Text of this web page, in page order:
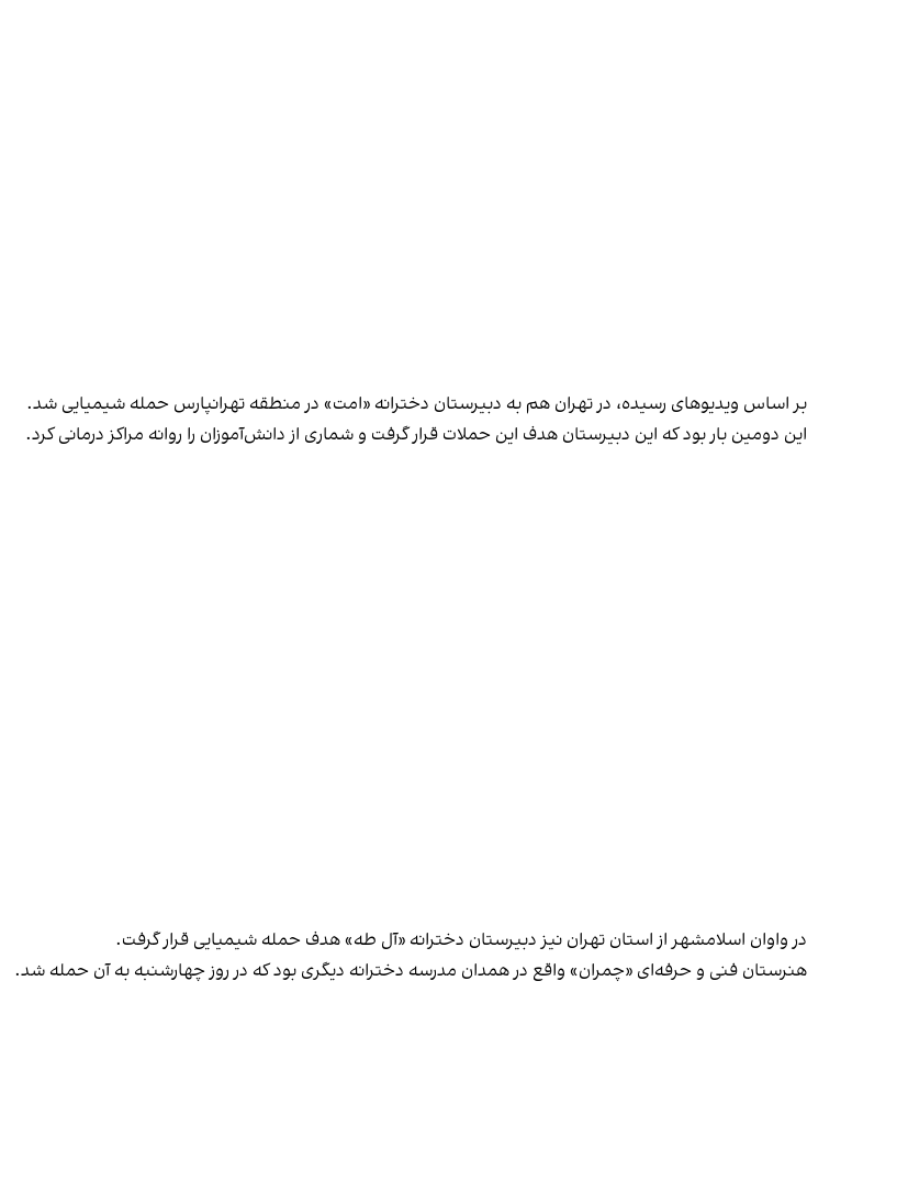
بر اساس ویدیوهای رسیده، در تهران هم به دبیرستان دخترانه «امت» در منطقه تهرانپارس حمله شیمیایی شد.
این دومین بار بود که این دبیرستان هدف این حملات قرار گرفت و شماری از دانش‌آموزان را روانه مراکز درمانی کرد.
در واوان اسلامشهر از استان تهران نیز دبیرستان دخترانه «آل طه» هدف حمله شیمیایی قرار گرفت.
هنرستان فنی و حرفه‌ای «چمران» واقع در همدان مدرسه دخترانه دیگری بود که در روز چهارشنبه به آن حمله شد.